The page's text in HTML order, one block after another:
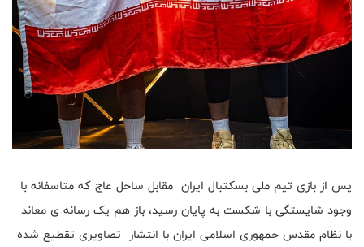
پس از بازی تیم ملی بسکتبال ایران مقابل ساحل عاج که متاسفانه با
وجود شایستگی با شکست به پایان رسید، باز هم یک رسانه ی معاند
با نظام مقدس جمهوری اسلامی ایران با انتشار تصاویری تقطیع شده